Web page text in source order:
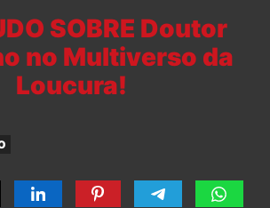
SOBRE Doutor
no Multiverso da
Loucura!